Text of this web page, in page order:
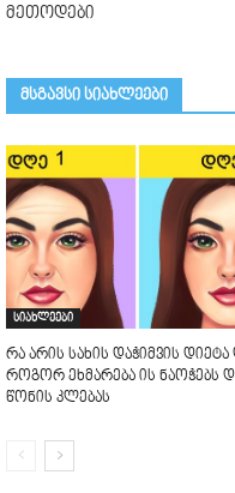
მეთოდები
მსგავსი სიახლეები
სიახლეები
რა არის სახის დაჭიმვის დიეტა
როგორ ეხმარება ის ნაოჭებს
წონის კლებას